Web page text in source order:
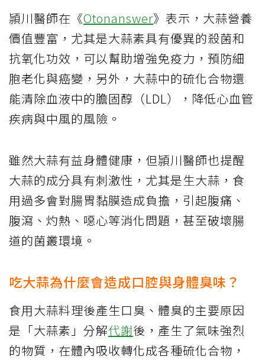
頴川醫師在《Otonanswer》表示，大蒜營養
價值豐富，尤其是大蒜素具有優異的殺菌和
抗氧化功效，可以幫助增強免疫力，預防細
胞老化與癌變，另外，大蒜中的硫化合物還
能清除血液中的膽固醇（LDL），降低心血管
疾病與中風的風險。
雖然大蒜有益身體健康，但頴川醫師也提醒
大蒜的成分具有刺激性，尤其是生大蒜，食
用過多會對腸胃黏膜造成負擔，引起腹痛、
腹瀉、灼熱、噁心等消化問題，甚至破壞腸
道的菌叢環境。
吃大蒜為什麼會造成口腔與身體臭味？
食用大蒜料理後產生口臭、體臭的主要原因
是「大蒜素」分解代謝後，產生了氣味強烈
的物質，在體內吸收轉化成各種硫化合物，